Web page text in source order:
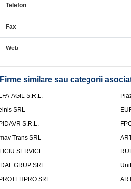
Telefon
Fax
Web
Firme similare sau categorii
AGIL S.R.L.
SRL
S.R.L.
Trans SRL
SERVICE
GRUP SRL
SRL